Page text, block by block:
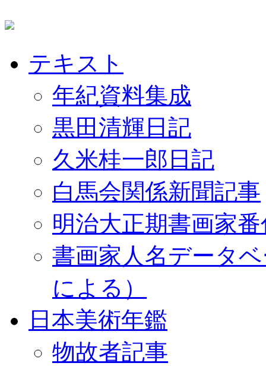
テキスト
年紀資料集成
黒田清輝日記
久米桂一郎日記
白馬会関係新聞記事
明治大正期書画家
書画家人名データ
による）
日本美術年鑑
物故者記事